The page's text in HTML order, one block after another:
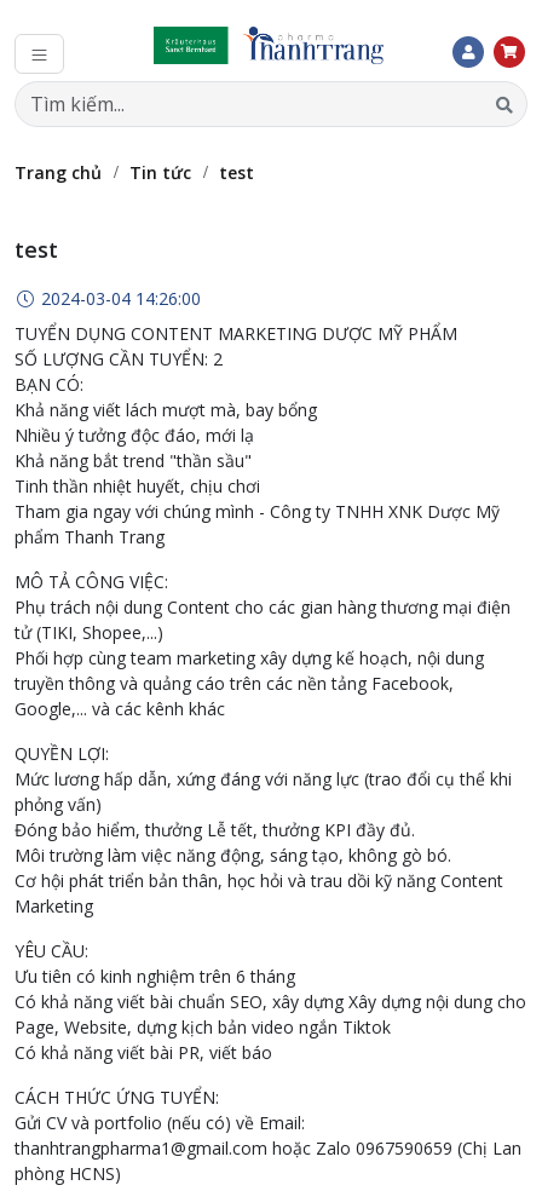
Trang chủ Tin tức test
test
2024-03-04 14:26:00
TUYỂN DỤNG CONTENT MARKETING DƯỢC MỸ PHẨM
SỐ LƯỢNG CẦN TUYỂN: 2
BẠN CÓ:
Khả năng viết lách mượt mà, bay bổng
Nhiều ý tưởng độc đáo, mới lạ
Khả năng bắt trend "thần sầu"
Tinh thần nhiệt huyết, chịu chơi
Tham gia ngay với chúng mình - Công ty TNHH XNK Dược Mỹ
phẩm Thanh Trang
MÔ TẢ CÔNG VIỆC:
Phụ trách nội dung Content cho các gian hàng thương mại điện
tử (TIKI, Shopee,...)
Phối hợp cùng team marketing xây dựng kế hoạch, nội dung
truyền thông và quảng cáo trên các nền tảng Facebook,
Google,... và các kênh khác
QUYỀN LỢI:
Mức lương hấp dẫn, xứng đáng với năng lực (trao đổi cụ thể khi
phỏng vấn)
Đóng bảo hiểm, thưởng Lễ tết, thưởng KPI đầy đủ.
Môi trường làm việc năng động, sáng tạo, không gò bó.
Cơ hội phát triển bản thân, học hỏi và trau dồi kỹ năng Content
Marketing
YÊU CẦU:
Ưu tiên có kinh nghiệm trên 6 tháng
Có khả năng viết bài chuẩn SEO, xây dựng Xây dựng nội dung cho
Page, Website, dựng kịch bản video ngắn Tiktok
Có khả năng viết bài PR, viết báo
CÁCH THỨC ỨNG TUYỂN:
Gửi CV và portfolio (nếu có) về Email:
thanhtrangpharma1@gmail.com hoặc Zalo 0967590659 (Chị Lan
phòng HCNS)